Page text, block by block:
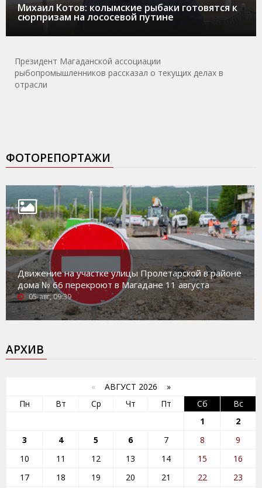
Михаил Котов: колымские рыбаки готовятся к
сюрпризам на лососевой путине
Президент Магаданской ассоциации
рыбопромышленников рассказал о текущих делах в
отрасли
ФОТОРЕПОРТАЖИ
Движение на участке улицы Пролетарской в районе
дома № 66 перекроют в Магадане 11 августа
05-авг, 09:39
АРХИВ
« АВГУСТ 2026 »
Пн
Вт Ср Чт Пт Сб
Вс
1
2
3
4 5 6 7 8
9
10
11 12 13 14 15
16
17
18 19 20 21 22 23